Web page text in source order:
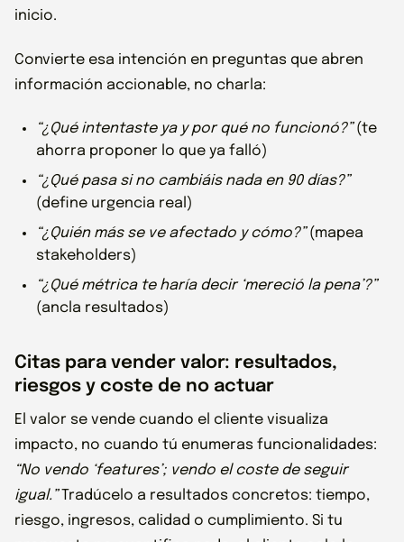
inicio.
Convierte esa intención en preguntas que abren
información accionable, no charla:
“¿Qué intentaste ya y por qué no funcionó?”(te
ahorra proponer lo que ya falló)
“¿Qué pasa si no cambiáis nada en 90 días?”
(define urgencia real)
“¿Quién más se ve afectado y cómo?”(mapea
stakeholders)
“¿Qué métrica te haría decir ‘mereció la pena’?”
(ancla resultados)
Citas para vender valor: resultados,
riesgos y coste de no actuar
El valor se vende cuando el cliente visualiza
impacto, no cuando tú enumeras funcionalidades:
“No vendo ‘features’; vendo el coste de seguir
igual.”Tradúcelo a resultados concretos: tiempo,
riesgo, ingresos, calidad o cumplimiento. Si tu